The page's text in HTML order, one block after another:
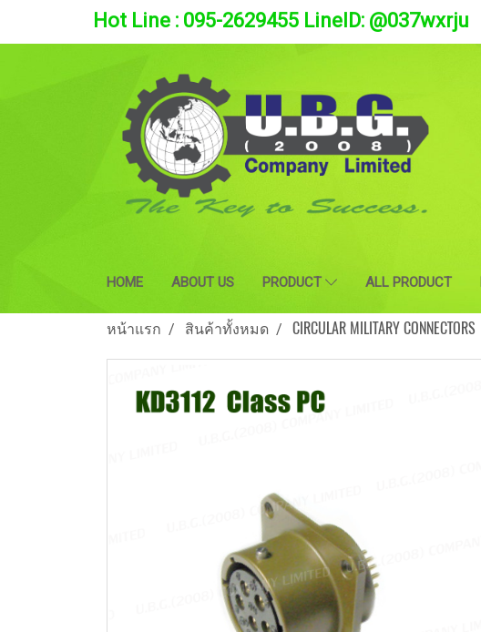
Hot Line : 095-2629455 LineID: @037wxrju
HOME ABOUT US PRODUCT ALL PRODUCT
หน้าแรก สินค้าทั้งหมด CIRCULAR MILITARY CONNECTORS